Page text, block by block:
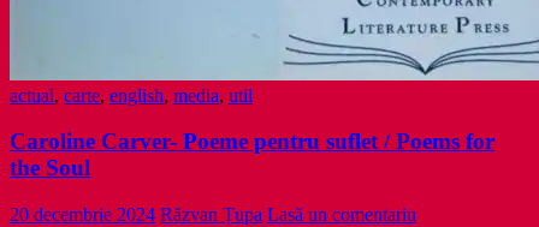
actual, carte, english, media, util
Caroline Carver- Poeme pentru suflet / Poems for
the Soul
20 decembrie 2024 Răzvan Țupa Lasă un comentariu